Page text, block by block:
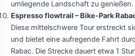
umliegende Landschaft zu genießen.
Espresso flowtrail – Bike-Park
Diese mittelschwere Tour erstreckt
und bietet eine aufregende Fahrt
Rabac. Die Strecke dauert etwa 1